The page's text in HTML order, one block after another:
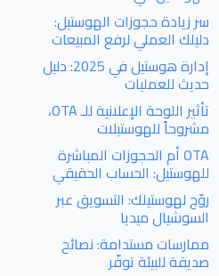
سر زيادة حجوزات الهوستيل:
دليلك العملي لرفع المبيعات
إدارة هوستيل في 2025: دليل
حديث للعمليات
تأثير اللوحة الإعلانية للـ OTA،
مشروحاً للهوستيلات
OTA أم الحجوزات المباشرة
للهوستيل: الحساب الحقيقي
روّج لهوستيلك: التسويق عبر
السوشيال ميديا
ممارسات مستدامة: نصائح
صديقة للبيئة توفّر